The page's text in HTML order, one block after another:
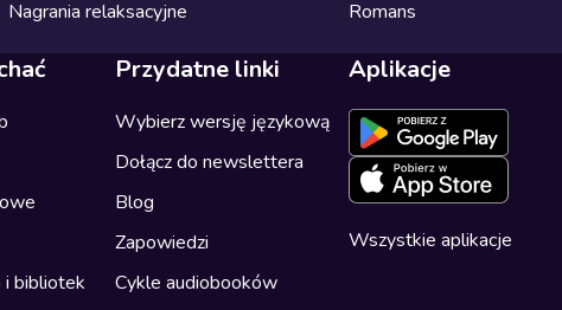
Nagrania relaksacyjne
Romans
bibliotek
Przydatne linki
Wybierz wersję językową
Dołącz do newslettera
Blog
Zapowiedzi
Cykle audiobooków
Aplikacje
Wszystkie aplikacje